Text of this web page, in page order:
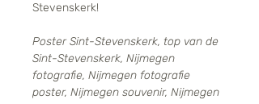
Stevenskerk!
Poster Sint-Stevenskerk, top van de
Sint-Stevenskerk, Nijmegen
fotografie, Nijmegen fotografie
poster, Nijmegen souvenir, Nijmegen